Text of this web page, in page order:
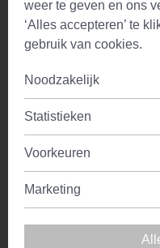
Goji-bes Poeder (spray
weer te geven en ons
‘Alles accepteren’ te
gebruik van cookies.
Noodzakelijk
Statistieken
Voorkeuren
Marketing